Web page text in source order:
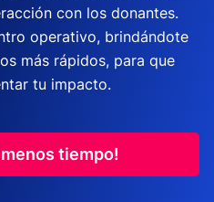
con los donantes.
operativo, brindándote
más rápidos, para que
tu impacto.
menos tiempo!